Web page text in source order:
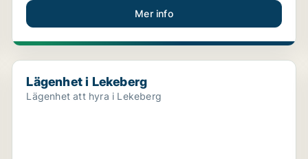
Mer info
Lägenhet i Lekeberg
Lägenhet i Lekeberg
Lägenhet att hyra i Lekeberg